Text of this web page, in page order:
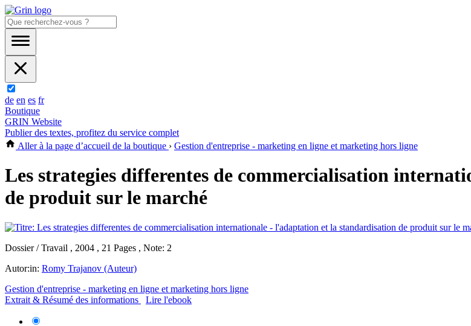
de en es fr
Boutique
GRIN Website
Publier des textes, profitez du service complet
Aller à la page d’accueil de la boutique › Gestion d'entreprise - marketing en ligne et marketing hors ligne
Les strategies differentes de commercialisation
de produit sur le marché
Dossier / Travail , 2004 , 21 Pages , Note: 2
Autor:in: Romy Trajanov (Auteur)
Gestion d'entreprise - marketing en ligne et marketing hors ligne
Extrait & Résumé des informations
Lire l'ebook